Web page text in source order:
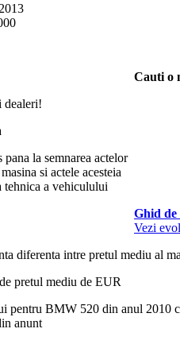
Cauti o
dealeri!
la semnarea actelor
si actele acesteia
tehnica a vehiculului
Ghid de
Vezi
diferenta intre pretul mediu al
pretul mediu de EUR
pentru BMW 520 din anul 2010
anunt